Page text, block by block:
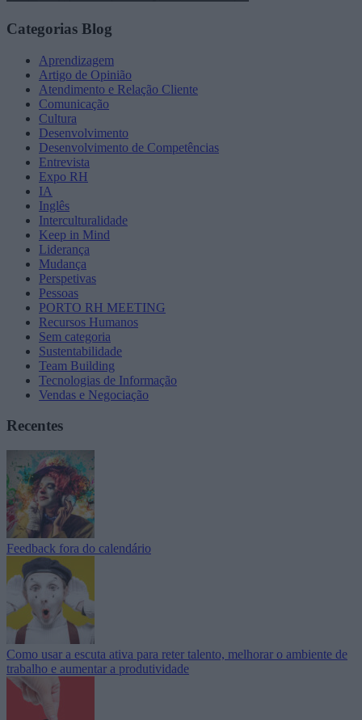
Categorias Blog
Aprendizagem
Artigo de Opinião
Atendimento e Relação Cliente
Comunicação
Cultura
Desenvolvimento
Desenvolvimento de Competências
Entrevista
Expo RH
IA
Inglês
Interculturalidade
Keep in Mind
Liderança
Mudança
Perspetivas
Pessoas
PORTO RH MEETING
Recursos Humanos
Sem categoria
Sustentabilidade
Team Building
Tecnologias de Informação
Vendas e Negociação
Recentes
Feedback fora do calendário
Como usar a escuta ativa para reter talento, melhorar o ambiente de
trabalho e aumentar a produtividade